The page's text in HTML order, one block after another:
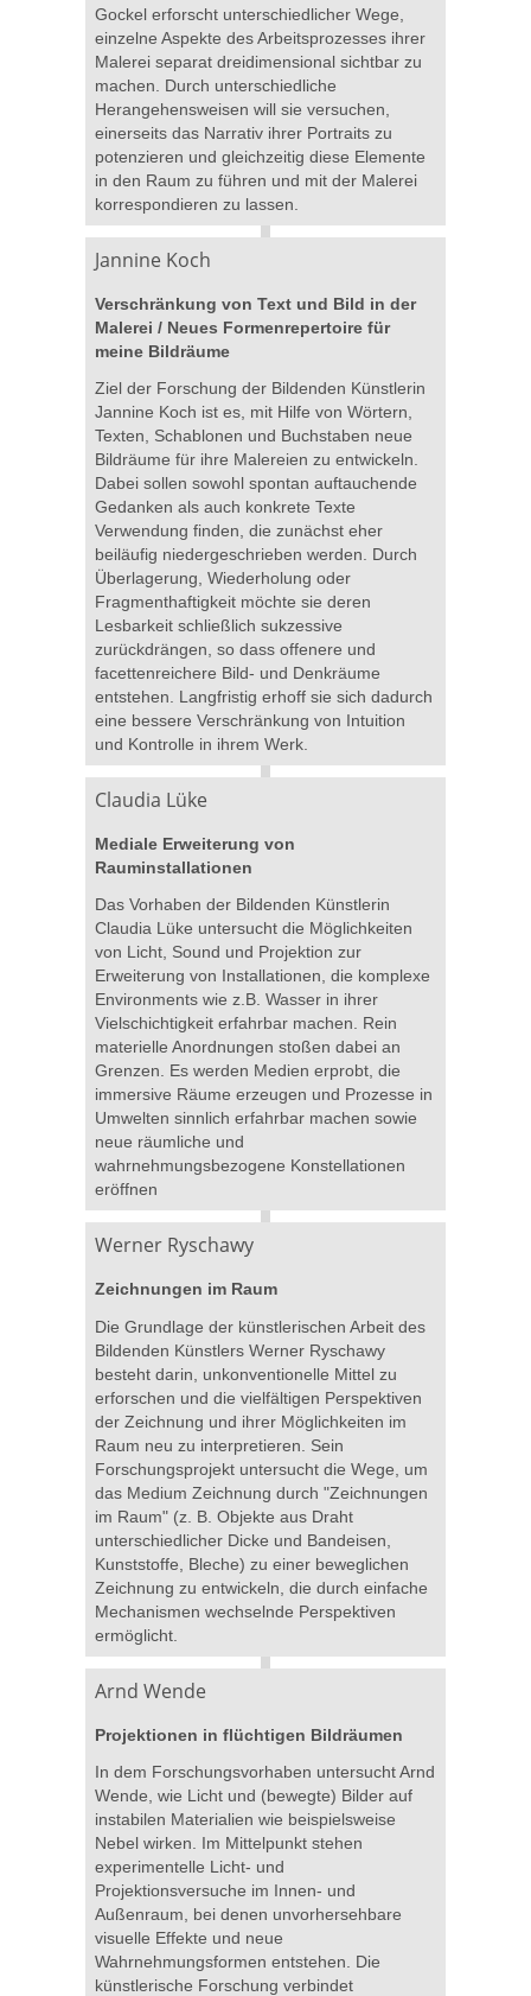
Gockel erforscht unterschiedlicher Wege,
einzelne Aspekte des Arbeitsprozesses ihrer
Malerei separat dreidimensional sichtbar zu
machen. Durch unterschiedliche
Herangehensweisen will sie versuchen,
einerseits das Narrativ ihrer Portraits zu
potenzieren und gleichzeitig diese Elemente
in den Raum zu führen und mit der Malerei
korrespondieren zu lassen.
Jannine Koch
Verschränkung von Text und Bild in der
Malerei / Neues Formenrepertoire für
meine Bildräume
Ziel der Forschung der Bildenden Künstlerin
Jannine Koch ist es, mit Hilfe von Wörtern,
Texten, Schablonen und Buchstaben neue
Bildräume für ihre Malereien zu entwickeln.
Dabei sollen sowohl spontan auftauchende
Gedanken als auch konkrete Texte
Verwendung finden, die zunächst eher
beiläufig niedergeschrieben werden. Durch
Überlagerung, Wiederholung oder
Fragmenthaftigkeit möchte sie deren
Lesbarkeit schließlich sukzessive
zurückdrängen, so dass offenere und
facettenreichere Bild- und Denkräume
entstehen. Langfristig erhoff sie sich dadurch
eine bessere Verschränkung von Intuition
und Kontrolle in ihrem Werk.
Claudia Lüke
Mediale Erweiterung von
Rauminstallationen
Das Vorhaben der Bildenden Künstlerin
Claudia Lüke untersucht die Möglichkeiten
von Licht, Sound und Projektion zur
Erweiterung von Installationen, die komplexe
Environments wie z.B. Wasser in ihrer
Vielschichtigkeit erfahrbar machen. Rein
materielle Anordnungen stoßen dabei an
Grenzen. Es werden Medien erprobt, die
immersive Räume erzeugen und Prozesse in
Umwelten sinnlich erfahrbar machen sowie
neue räumliche und
wahrnehmungsbezogene Konstellationen
eröffnen
Werner Ryschawy
Zeichnungen im Raum
Die Grundlage der künstlerischen Arbeit des
Bildenden Künstlers Werner Ryschawy
besteht darin, unkonventionelle Mittel zu
erforschen und die vielfältigen Perspektiven
der Zeichnung und ihrer Möglichkeiten im
Raum neu zu interpretieren. Sein
Forschungsprojekt untersucht die Wege, um
das Medium Zeichnung durch "Zeichnungen
im Raum" (z. B. Objekte aus Draht
unterschiedlicher Dicke und Bandeisen,
Kunststoffe, Bleche) zu einer beweglichen
Zeichnung zu entwickeln, die durch einfache
Mechanismen wechselnde Perspektiven
ermöglicht.
Arnd Wende
Projektionen in flüchtigen Bildräumen
In dem Forschungsvorhaben untersucht Arnd
Wende, wie Licht und (bewegte) Bilder auf
instabilen Materialien wie beispielsweise
Nebel wirken. Im Mittelpunkt stehen
experimentelle Licht- und
Projektionsversuche im Innen- und
Außenraum, bei denen unvorhersehbare
visuelle Effekte und neue
Wahrnehmungsformen entstehen. Die
künstlerische Forschung verbindet